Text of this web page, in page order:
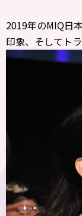
2019年のMIQ日
印象、そしてト